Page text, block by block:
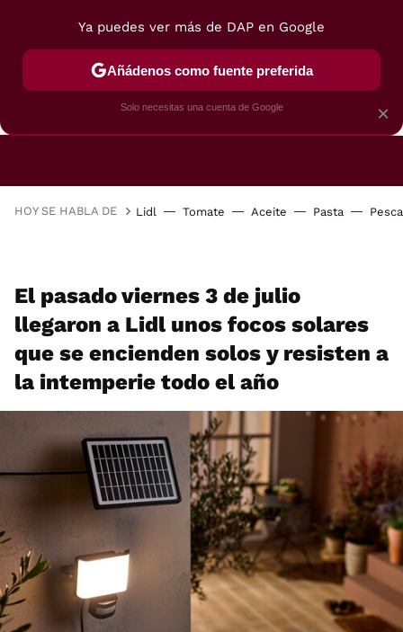
FREIDORAS DE AIRE GUÍAS DE
HOY SE HABLA DE Lidl Tomate Aceite Pasta
El pasado viernes 3 de julio
llegaron a Lidl unos focos solares
que se encienden solos y resisten a
la intemperie todo el año
×
Ya puedes ver más de DAP en Google
Añádenos como fuente preferida
Solo necesitas una cuenta de Google